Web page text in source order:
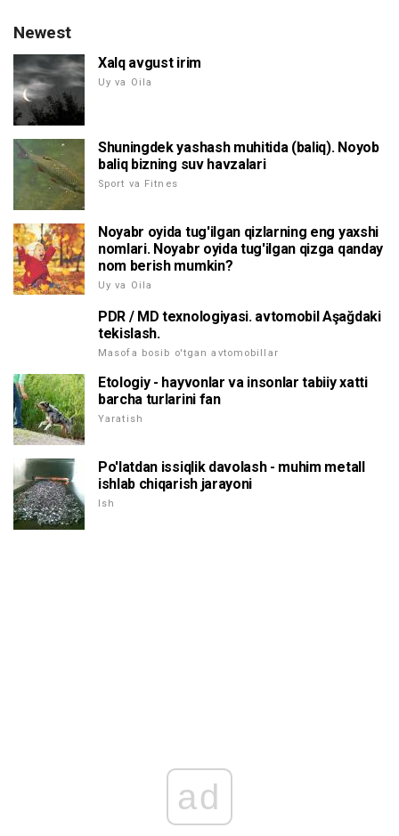
Newest
Xalq avgust irim
Uy va Oila
Shuningdek yashash muhitida (baliq). Noyob
baliq bizning suv havzalari
Sport va Fitnes
Noyabr oyida tug'ilgan qizlarning eng yaxshi
nomlari. Noyabr oyida tug'ilgan qizga qanday
nom berish mumkin?
Uy va Oila
PDR / MD texnologiyasi. avtomobil Aşağdaki
tekislash.
Masofa bosib o'tgan avtomobillar
Etologiy - hayvonlar va insonlar tabiiy xatti
barcha turlarini fan
Yaratish
Po'latdan issiqlik davolash - muhim metall
ishlab chiqarish jarayoni
Ish
ad